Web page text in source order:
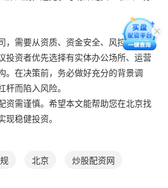
，需要从资质、资金安全、风控、费用
投资者优先选择有实体办公场所、运营
。在决策前，务必做好充分的背景调
而陷入风险。
资需谨慎。希望本文能帮助您在北京找
稳健投资。
北京 炒股配资网